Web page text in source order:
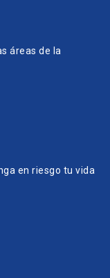
áreas de la
en riesgo tu vida